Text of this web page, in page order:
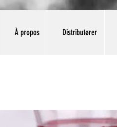
À propos Distributører